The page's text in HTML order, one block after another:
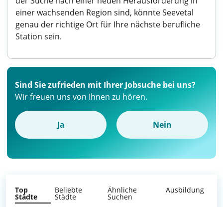
einer wachsenden Region sind, könnte Seevetal
genau der richtige Ort für Ihre nächste berufliche
Station sein.
Sind Sie zufrieden mit Ihrer Jobsuche bei uns?
Wir freuen uns von Ihnen zu hören.
Ja Nein
Top
Städte
Beliebte
Städte
Ähnliche
Suchen
Ausbildung